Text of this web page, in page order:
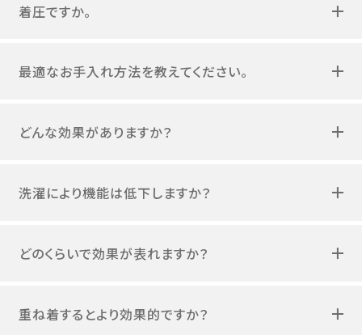
着圧ですか。
最適なお手入れ方法を教えてください。
どんな効果がありますか？
洗濯により機能は低下しますか？
どのくらいで効果が表れますか？
重ね着するとより効果的ですか？